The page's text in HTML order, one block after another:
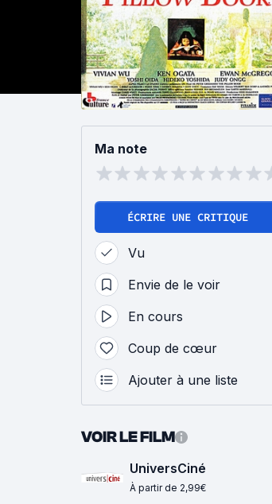
Ma note
ÉCRIRE UNE CRITIQUE
Vu
Envie de le voir
En cours
Coup de cœur
Ajouter à une liste
VOIR LE FILM
UniversCiné
À partir de 2,99€